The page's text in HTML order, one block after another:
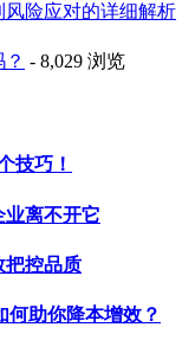
险应对的详细解析
- 8,029 浏览
技巧！
业离不开它
把控品质
何助你降本增效？